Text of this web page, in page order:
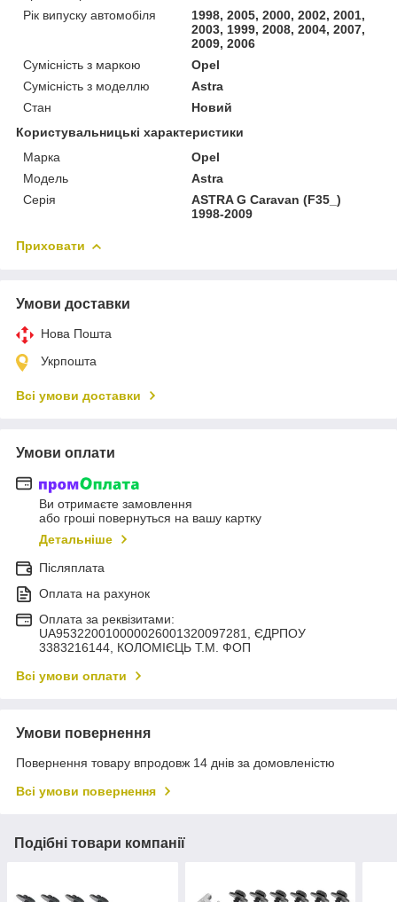
Рік випуску автомобіля
1998, 2005, 2000, 2002, 2001,
2003, 1999, 2008, 2004, 2007,
2009, 2006
Сумісність з маркою
Opel
Сумісність з моделлю
Astra
Стан
Новий
Користувальницькі характеристики
Марка
Opel
Мoдель
Astra
Серія
ASTRA G Caravan (F35_)
1998-2009
Приховати
Умови доставки
Нова Пошта
Укрпошта
Всі умови доставки
Умови оплати
Ви отримаєте замовлення
або гроші повернуться на вашу картку
Детальніше
Післяплата
Оплата на рахунок
Оплата за реквізитами:
UA953220010000026001320097281, ЄДРПОУ
3383216144, КОЛОМIЄЦЬ Т.М. ФОП
Всі умови оплати
Умови повернення
Повернення товару впродовж 14 днів за домовленістю
Всі умови повернення
Подібні товари компанії